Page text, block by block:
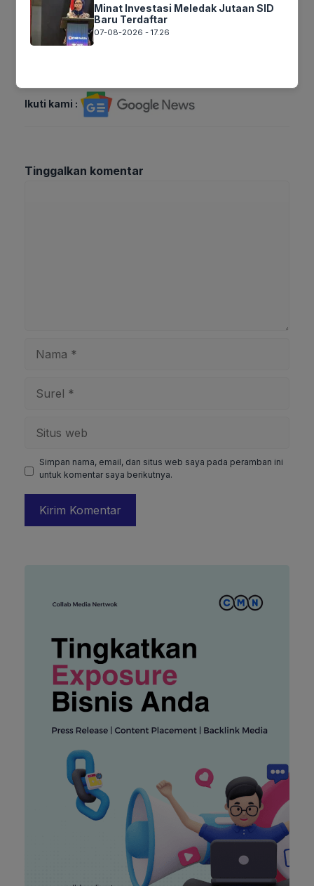
Ikuti kami :
Tinggalkan komentar
Simpan nama, email, dan situs web saya pada peramban ini
untuk komentar saya berikutnya.
Minat Investasi Meledak Jutaan SID
Baru Terdaftar
07-08-2026 - 17.26